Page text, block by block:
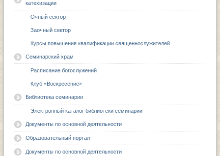
катехизации
Очный сектор
Заочный сектор
Курсы повышения квалификации священнослужителей
Семинарский храм
Расписание богослужений
Клуб «Воскресение»
Библиотека семинарии
Электронный каталог библиотеки семинарии
Документы по основной деятельности
Образовательный портал
Документы по основной деятельности